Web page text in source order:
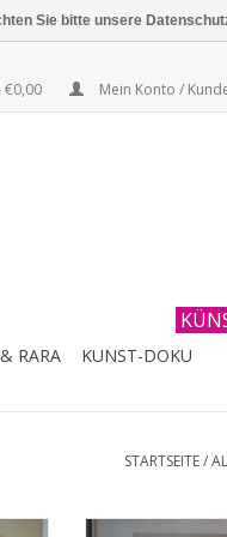
€0,00 Mein Konto /
RARA KUNST-DOKU
STARTSEITE/
Technik:
Sie bitte unsere